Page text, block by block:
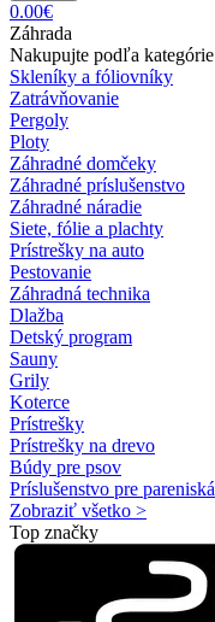
0.00€
Záhrada
Nakupujte podľa kategórie
Skleníky a fóliovníky
Zatrávňovanie
Pergoly
Ploty
Záhradné domčeky
Záhradné príslušenstvo
Záhradné náradie
Siete, fólie a plachty
Prístrešky na auto
Pestovanie
Záhradná technika
Dlažba
Detský program
Sauny
Grily
Koterce
Prístrešky
Prístrešky na drevo
Búdy pre psov
Príslušenstvo pre pareniská
Zobraziť všetko >
Top značky